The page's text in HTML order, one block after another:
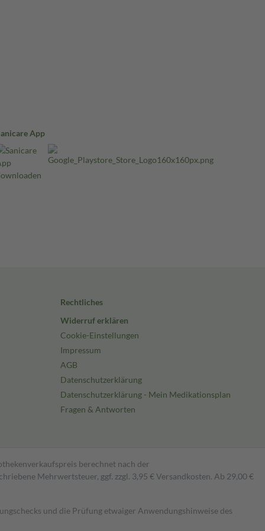
App
Rechtliches
Widerruf erklären
Cookie-Einstellungen
Impressum
AGB
Datenschutzerklärung
Datenschutzerklärung - Mein Medikationsplan
Fragen & Antworten
berechnet nach der
Mehrwertsteuer, ggf. zzgl. 3,95 € Versandkosten. Ab 29,00 €
und die Prüfung etwaiger Anwendungshinweise des